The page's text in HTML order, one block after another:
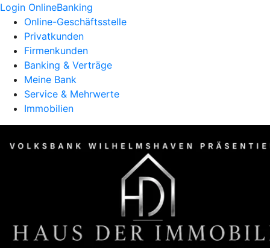
Login OnlineBanking
Online-Geschäftsstelle
Privatkunden
Firmenkunden
Banking & Verträge
Meine Bank
Service & Mehrwerte
Immobilien